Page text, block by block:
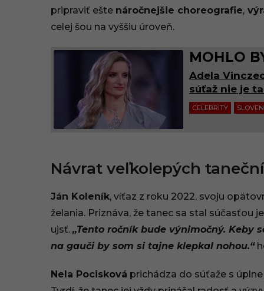
pripraviť ešte náročnejšie choreografie,
celej šou na vyššiu úroveň.
MOHLO
Adela
súťaž nie je
CELEBRITY
Návrat veľkolepých
Ján Koleník, víťaz z roku 2022, svoju
želania. Priznáva, že tanec sa stal súčasťou
ujsť. „Tento ročník bude výnimočný. Keby
na gauči by som si tajne klepkal nohou.“
Nela Pocisková prichádza do súťaže s